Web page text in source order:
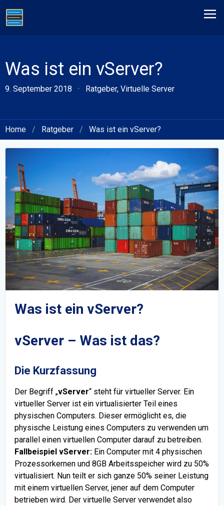
Was ist ein vServer?
9. September 2018 · Ratgeber, Virtuelle Server
Home / Ratgeber / Was ist ein vServer?
Was ist ein vServer?
vServer – Was ist das?
Die Kurzfassung
Der Begriff „vServer“ steht für virtueller Server. Ein
virtueller Server ist ein virtualisierter Teil eines
physischen Computers. Dieser ermöglicht es, die
physische Leistung eines Computers zu verwenden um
parallel einen virtuellen Computer darauf zu betreiben.
Fallbeispiel vServer: Ein Computer mit 4 physischen
Prozessorkernen und 8GB Arbeitsspeicher wird zu 50%
virtualisiert. Nun teilt er sich ganze 50% seiner Leistung
mit einem virtuellen Server, jener auf dem Computer
betrieben wird. Der virtuelle Server verwendet also